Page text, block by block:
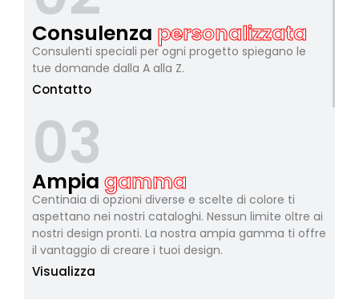
Consulenza personalizzata
Consulenti speciali per ogni progetto spiegano le
tue domande dalla A alla Z.
Contatto
03
Ampia gamma
Centinaia di opzioni diverse e scelte di colore ti
aspettano nei nostri cataloghi. Nessun limite oltre ai
nostri design pronti. La nostra ampia gamma ti offre
il vantaggio di creare i tuoi design.
Visualizza